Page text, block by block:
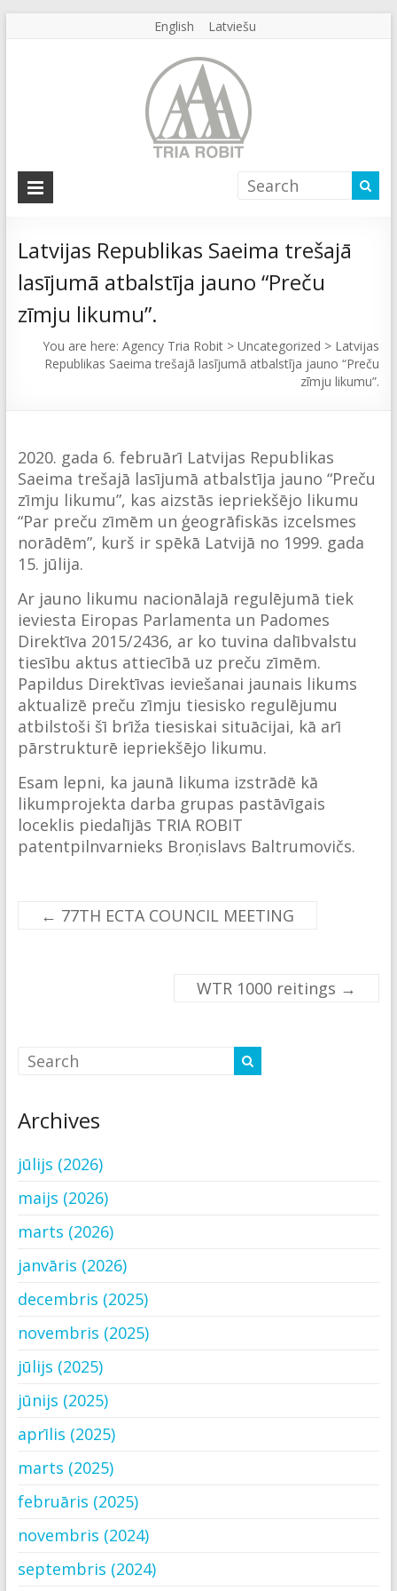
English Latviešu
Agency
Robit
Agency
Robit
Latvijas Republikas Saeima trešajā
lasījumā atbalstīja jauno “Preču
zīmju likumu”.
You are here:Agency Tria Robit >Uncategorized > Latvijas
Republikas Saeima trešajā lasījumā atbalstīja jauno “Preču
zīmju likumu”.
2020. gada 6. februārī Latvijas Republikas
Saeima trešajā lasījumā atbalstīja jauno “Preču
zīmju likumu”, kas aizstās iepriekšējo likumu
“Par preču zīmēm un ģeogrāfiskās izcelsmes
norādēm”, kurš ir spēkā Latvijā no 1999. gada
15. jūlija.
Ar jauno likumu nacionālajā regulējumā tiek
ieviesta Eiropas Parlamenta un Padomes
Direktīva 2015/2436, ar ko tuvina dalībvalstu
tiesību aktus attiecībā uz preču zīmēm.
Papildus Direktīvas ieviešanai jaunais likums
aktualizē preču zīmju tiesisko regulējumu
atbilstoši šī brīža tiesiskai situācijai, kā arī
pārstrukturē iepriekšējo likumu.
Esam lepni, ka jaunā likuma izstrādē kā
likumprojekta darba grupas pastāvīgais
loceklis piedalījās TRIA ROBIT
patentpilnvarnieks Broņislavs Baltrumovičs.
← 77TH ECTA COUNCIL MEETING
WTR 1000 reitings →
Archives
jūlijs (2026)
maijs (2026)
marts (2026)
janvāris (2026)
decembris (2025)
novembris (2025)
jūlijs (2025)
jūnijs (2025)
aprīlis (2025)
marts (2025)
februāris (2025)
novembris (2024)
septembris (2024)